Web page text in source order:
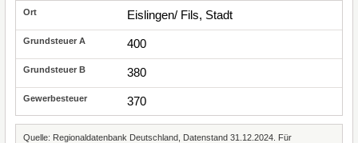
Eislingen/ Fils, Stadt
400
380
370
Quelle: Regionaldatenbank Deutschland, Datenstand 31.12.2024. Für